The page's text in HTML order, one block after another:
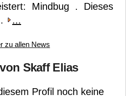
Mindbug . Dieses
...
zu allen News
Skaff Elias
Profil noch keine